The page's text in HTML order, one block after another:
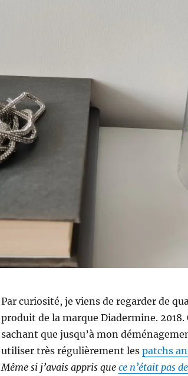
Par curiosité, je viens de regarder de
produit de la marque Diadermine.
sachant que jusqu’à mon
utiliser très régulièrement les patchs
Même si j’avais appris que ce n’était pas